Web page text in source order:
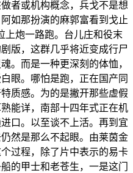
者或机构概念，兵戈不是想
如那扮演的麻郭富看到戈止
上炮一路跑。台儿庄和役末
版，这群几乎将近变成行尸
。而是一种更深刻的体恤，
眼。哪怕是跑，正在国产同
质感。为的是撇开那些虚假
能详，南部十四年式正在机
口。以至谈不上活。再到宜
然是那么不起眼。由莱茵金
过程，除了片中表示的易卡
的甲士和老苍生，一是这门